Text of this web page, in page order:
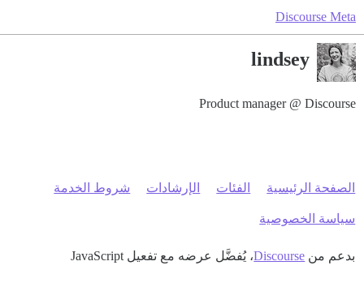
Discourse Meta
lindsey
Product manager @ Discourse
الصفحة الرئيسية الفئات الإرشادات شروط الخدمة
سياسة الخصوصية
بدعم من Discourse، يُفضَّل عرضه مع تفعيل JavaScript